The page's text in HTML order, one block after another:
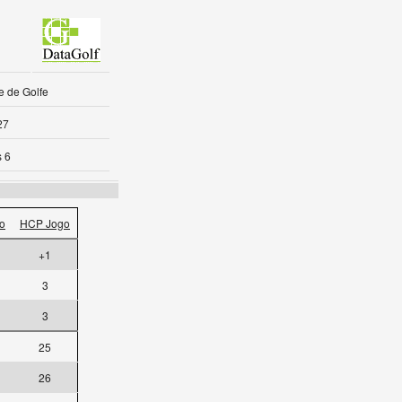
de Golfe
6
HCP Jogo
+1
3
3
25
26